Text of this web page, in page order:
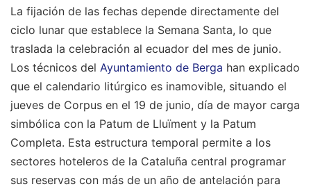
La fijación de las fechas depende directamente del
ciclo lunar que establece la Semana Santa, lo que
traslada la celebración al ecuador del mes de junio.
Los técnicos del Ayuntamiento de Berga han explicado
que el calendario litúrgico es inamovible, situando el
jueves de Corpus en el 19 de junio, día de mayor carga
simbólica con la Patum de Lluïment y la Patum
Completa. Esta estructura temporal permite a los
sectores hoteleros de la Cataluña central programar
sus reservas con más de un año de antelación para